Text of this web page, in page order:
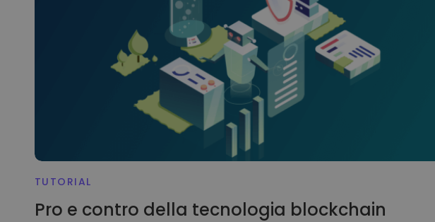
TUTORIAL
Pro e contro della tecnologia blockchain